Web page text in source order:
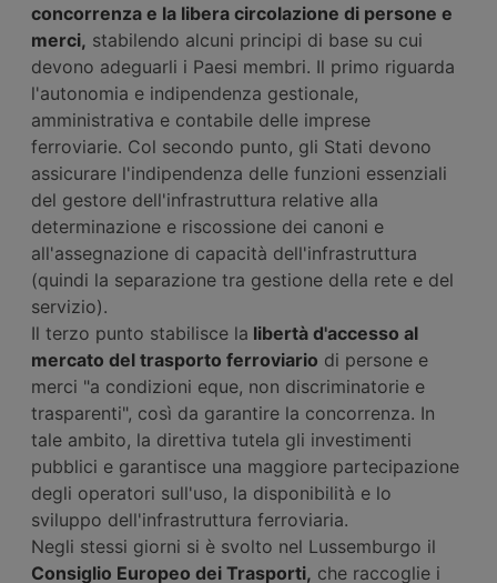
concorrenza e la libera circolazione di persone e
merci, stabilendo alcuni principi di base su cui
devono adeguarli i Paesi membri. Il primo riguarda
l'autonomia e indipendenza gestionale,
amministrativa e contabile delle imprese
ferroviarie. Col secondo punto, gli Stati devono
assicurare l'indipendenza delle funzioni essenziali
del gestore dell'infrastruttura relative alla
determinazione e riscossione dei canoni e
all'assegnazione di capacità dell'infrastruttura
(quindi la separazione tra gestione della rete e del
servizio).
Il terzo punto stabilisce la libertà d'accesso al
mercato del trasporto ferroviario di persone e
merci "a condizioni eque, non discriminatorie e
trasparenti", così da garantire la concorrenza. In
tale ambito, la direttiva tutela gli investimenti
pubblici e garantisce una maggiore partecipazione
degli operatori sull'uso, la disponibilità e lo
sviluppo dell'infrastruttura ferroviaria.
Negli stessi giorni si è svolto nel Lussemburgo il
Consiglio Europeo dei Trasporti, che raccoglie i